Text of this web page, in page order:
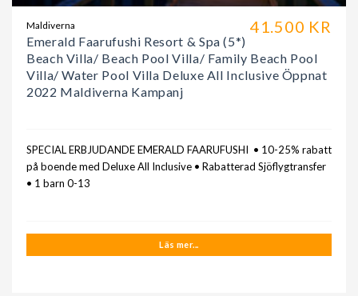
41.500 KR
Maldiverna
Emerald Faarufushi Resort & Spa (5*)
Beach Villa/ Beach Pool Villa/ Family Beach Pool
Villa/ Water Pool Villa Deluxe All Inclusive Öppnat
2022 Maldiverna Kampanj
SPECIAL ERBJUDANDE EMERALD FAARUFUSHI • 10-25% rabatt
på boende med Deluxe All Inclusive • Rabatterad Sjöflygtransfer
• 1 barn 0-13
Läs mer...